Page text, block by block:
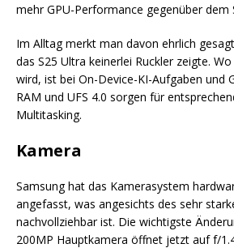
mehr GPU-Performance gegenüber dem
Im Alltag merkt man davon ehrlich
das S25 Ultra keinerlei Ruckler zeigte.
wird, ist bei On-Device-KI-Aufgaben und
RAM und UFS 4.0 sorgen für
Multitasking.
Kamera
Samsung hat das Kamerasystem
angefasst, was angesichts des sehr
nachvollziehbar ist. Die wichtigste
200MP Hauptkamera öffnet jetzt auf f/